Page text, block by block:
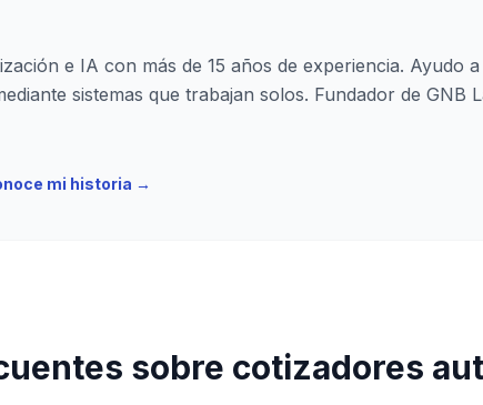
e IA con más de 15 años de experiencia. Ayudo
sistemas que trabajan solos. Fundador de GNB
mi historia →
sobre cotizadores